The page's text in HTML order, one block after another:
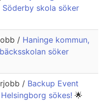
skola söker
/ Haninge kommun,
söker
/ Backup Event
sökes! 🌟